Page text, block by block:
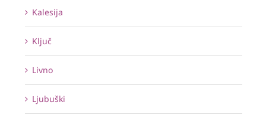
Kalesija
Ključ
Livno
Ljubuški